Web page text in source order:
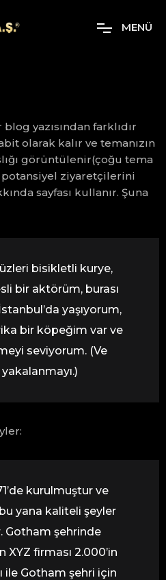
MENÜ
yazısından farklıdır
olarak kalır ve temanızın
görüntülenir(çoğu tema
ziyaretçilerini
sayfası kullanır. Şuna
bisikletli kurye,
bir aktörüm, burası
yaşıyorum,
bir köpeğim var ve
seviyorum. (Ve
kurulmuştur ve
yana kaliteli şeyler
Gotham şehrinde
XYZ firması 2.000’in
ile Gotham şehri için